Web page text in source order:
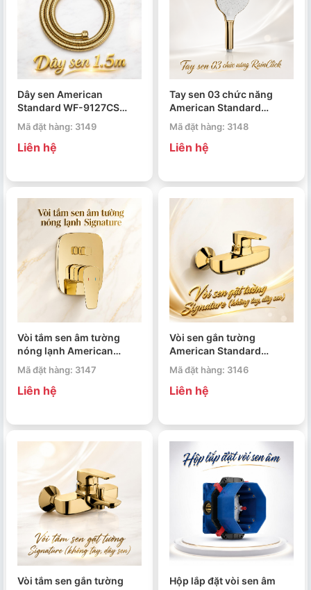
Dây sen American
Standard WF-9127CS
1.5m
Mã đặt hàng: 3149
Liên hệ
Tay sen 03 chức năng
American Standard
RainClick WF-9H11CS
Mã đặt hàng: 3148
Liên hệ
Vòi tắm sen âm tường
nóng lạnh American
Standard Signature WF-
1721CS
Mã đặt hàng: 3147
Liên hệ
Vòi sen gắn tường
American Standard
Signature WF-1712NCS
Mã đặt hàng: 3146
Liên hệ
Vòi tắm sen gắn tường
Hộp lắp đặt vòi sen âm